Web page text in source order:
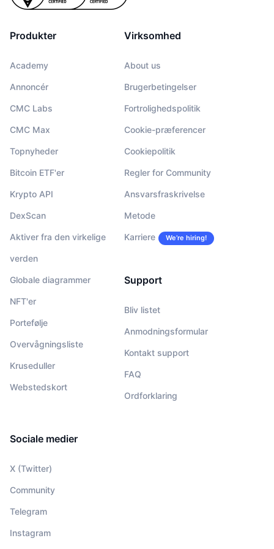
Produkter
Academy
Annoncér
CMC Labs
CMC Max
Topnyheder
Bitcoin ETF'er
Krypto API
DexScan
Aktiver fra den virkelige
verden
Globale diagrammer
NFT'er
Portefølje
Overvågningsliste
Kruseduller
Webstedskort
Virksomhed
About us
Brugerbetingelser
Fortrolighedspolitik
Cookie-præferencer
Cookiepolitik
Regler for Community
Ansvarsfraskrivelse
Metode
Karriere We’re hiring!
Support
Bliv listet
Anmodningsformular
Kontakt support
FAQ
Ordforklaring
Sociale medier
X (Twitter)
Community
Telegram
Instagram